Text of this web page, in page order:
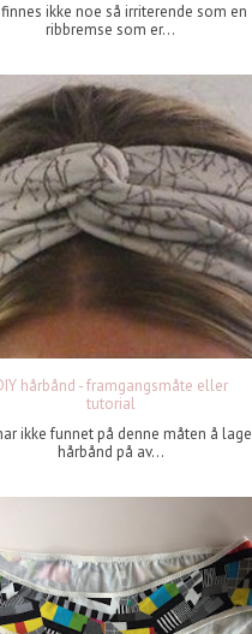
ikke noe så irriterende som en
ribbremse som er...
hårbånd - framgangsmåte eller
tutorial
ikke funnet på denne måten å lage
hårbånd på av...